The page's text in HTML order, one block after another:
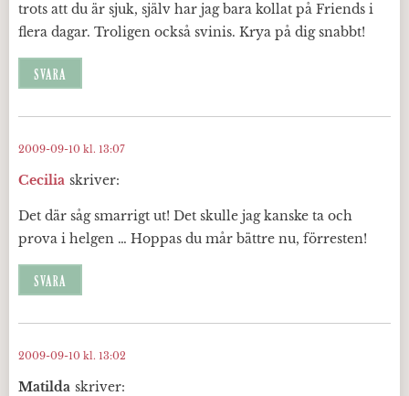
trots att du är sjuk, själv har jag bara kollat på Friends i
flera dagar. Troligen också svinis. Krya på dig snabbt!
SVARA
Cecilia skriver:
2009-09-10 kl. 13:07
Det där såg smarrigt ut! Det skulle jag kanske ta och
prova i helgen … Hoppas du mår bättre nu, förresten!
SVARA
Matilda skriver:
2009-09-10 kl. 13:02